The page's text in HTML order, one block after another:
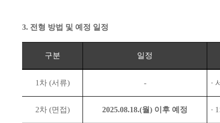
3. 전형 방법 및 예정 일정
구분 일정
1 차 (서류) - ·
2차 (면접) 2025.08.18.(월) 이후 예정 · 1